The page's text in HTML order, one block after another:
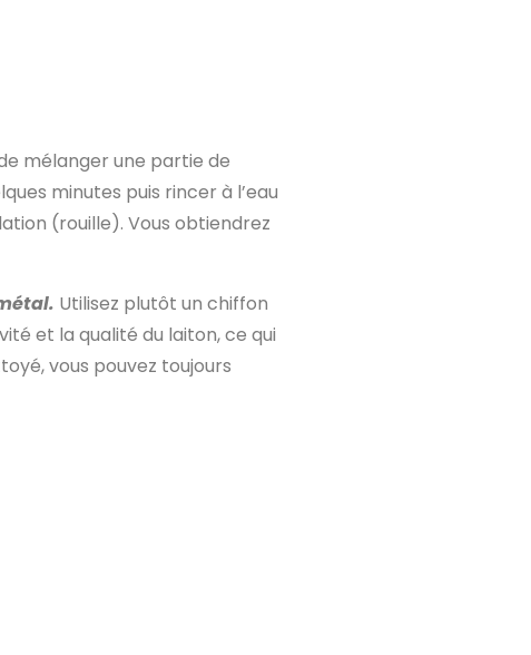
mélanger une partie de
minutes puis rincer à l’eau
(rouille). Vous obtiendrez
Utilisez plutôt un chiffon
et la qualité du laiton, ce qui
vous pouvez toujours